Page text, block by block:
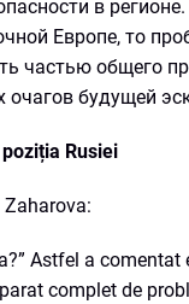
в
Европе, то
частью общего
очагов будущей
Rusiei
Astfel a
complet de